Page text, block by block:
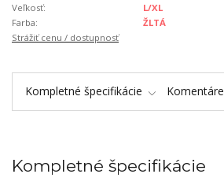
Veľkosť:
L/XL
Farba:
ŽLTÁ
Strážiť cenu / dostupnosť
Kompletné špecifikácie Komentáre
Kompletné špecifikácie